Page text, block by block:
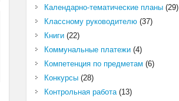
Календарно-тематические планы(29)
Классному руководителю(37)
Книги(22)
Коммунальные платежи(4)
Компетенция по предметам (6)
Конкурсы(28)
Контрольная работа(13)